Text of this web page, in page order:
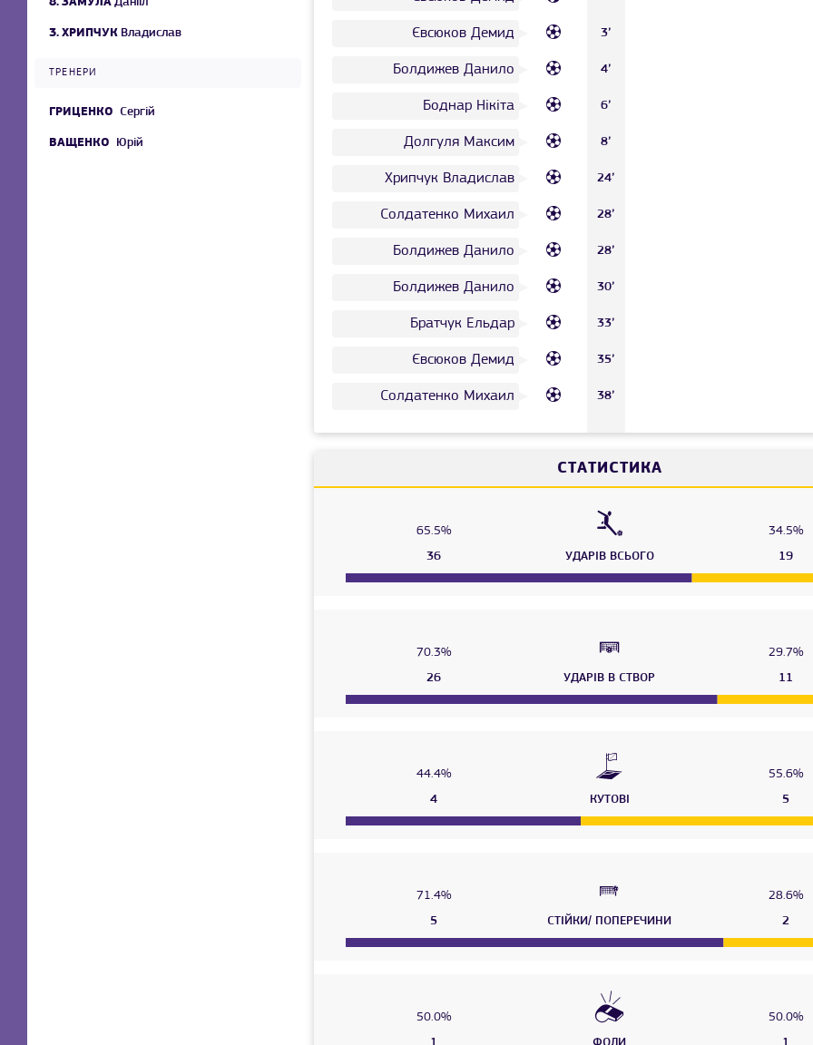
Євсюков Демид 3’
Болдижев Данило 4’
Боднар Нікіта 6’
Долгуля Максим 8’
Хрипчук Владислав 24’
Солдатенко Михаил 28’
Болдижев Данило 28’
Болдижев Данило 30’
Братчук Ельдар 33’
Євсюков Демид 35’
Солдатенко Михаил 38’
СТАТИСТИКА
65.5%
34.5%
36
УДАРІВ ВСЬОГО 19
70.3%
29.7%
26
УДАРІВ В СТВОР 11
44.4%
55.6%
4
КУТОВІ 5
71.4%
28.6%
5
СТІЙКИ/ ПОПЕРЕЧИНИ 2
50.0%
50.0%
3. ХРИПЧУК Владислав
ТРЕНЕРИ
ГРИЦЕНКО Сергій
ВАЩЕНКО Юрій